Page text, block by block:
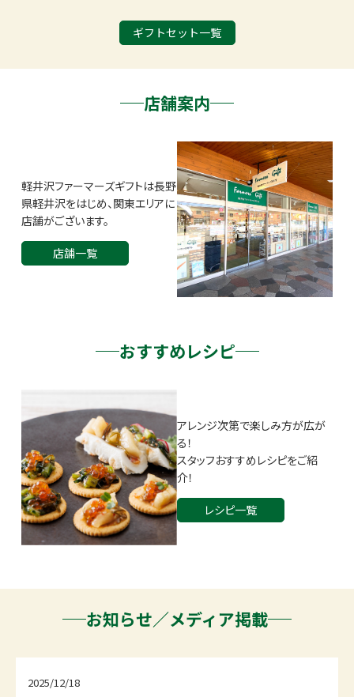
ギフトセット一覧
店舗案内
軽井沢ファーマーズギフトは長野
県軽井沢をはじめ、関東エリアに
店舗がございます。
店舗一覧
おすすめレシピ
アレンジ次第で楽しみ方が広が
る！
スタッフおすすめレシピをご紹
介！
レシピ一覧
お知らせ／メディア掲載
2025/12/18